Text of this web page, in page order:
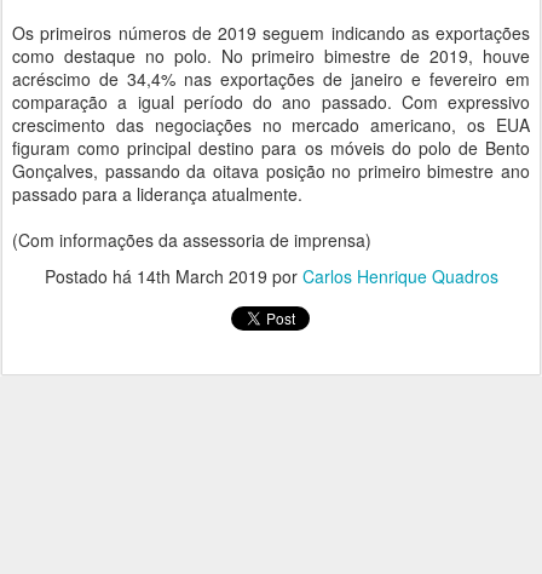
Os primeiros números de 2019 seguem indicando as exportações
como destaque no polo. No primeiro bimestre de 2019, houve
acréscimo de 34,4% nas exportações de janeiro e fevereiro em
comparação a igual período do ano passado. Com expressivo
crescimento das negociações no mercado americano, os EUA
figuram como principal destino para os móveis do polo de Bento
Gonçalves, passando da oitava posição no primeiro bimestre ano
passado para a liderança atualmente.
(Com informações da assessoria de imprensa)
Postado há 14th March 2019 por Carlos Henrique Quadros